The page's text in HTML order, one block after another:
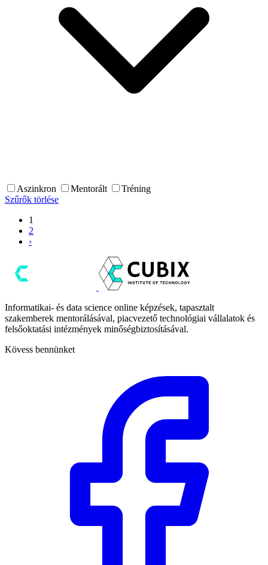
Aszinkron Mentorált
Tréning
Szűrők törlése
1
2
›
Informatikai- és data science online képzések, tapasztalt
szakemberek mentorálásával, piacvezető technológiai vállalatok és
felsőoktatási intézmények minőségbiztosításával.
Kövess bennünket